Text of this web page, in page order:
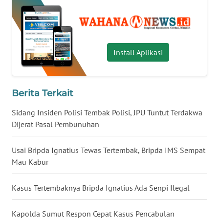
Install Aplikasi
Berita Terkait
Sidang Insiden Polisi Tembak Polisi, JPU Tuntut Terdakwa
Dijerat Pasal Pembunuhan
Usai Bripda Ignatius Tewas Tertembak, Bripda IMS Sempat
Mau Kabur
Kasus Tertembaknya Bripda Ignatius Ada Senpi Ilegal
Kapolda Sumut Respon Cepat Kasus Pencabulan
WN
JATENG
WN
NUSANTARA
WN
KALBAR